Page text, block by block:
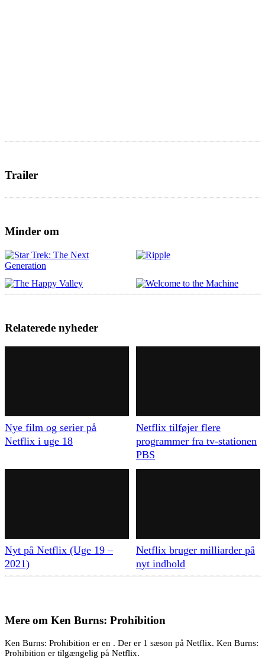
Trailer
Minder om
Relaterede nyheder
Nye film og serier på
Netflix i uge 18
Netflix tilføjer flere
programmer fra tv-stationen
PBS
Nyt på Netflix (Uge 19 –
2021)
Netflix bruger milliarder på
nyt indhold
Mere om Ken Burns: Prohibition
Ken Burns: Prohibition er en . Der er 1 sæson på Netflix. Ken Burns:
Prohibition er tilgængelig på Netflix.